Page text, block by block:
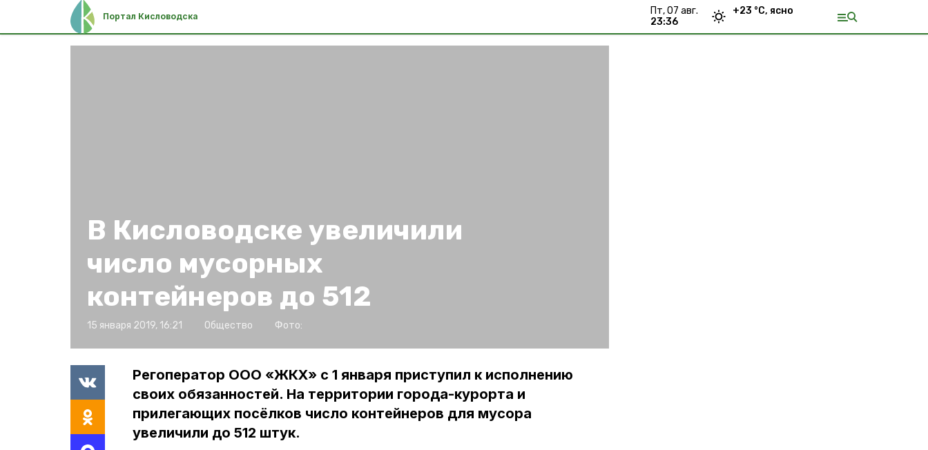
Портал Кисловодска
пт, 07 авг.
23:36
+23 °С, ясно
В Кисловодске увеличили
число мусорных
контейнеров до 512
15 января 2019, 16:21 Общество Фото:
Регоператор ООО «ЖКХ» с 1 января приступил к исполнению
своих обязанностей. На территории города-курорта и
прилегающих посёлков число контейнеров для мусора
увеличили до 512 штук.